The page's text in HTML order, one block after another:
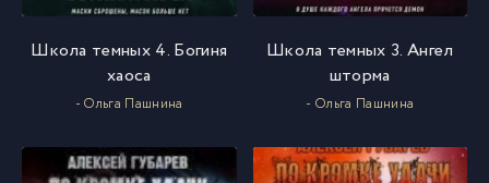
Школа темных 4. Богиня
хаоса
- Ольга Пашнина
Школа темных 3. Ангел
шторма
- Ольга Пашнина